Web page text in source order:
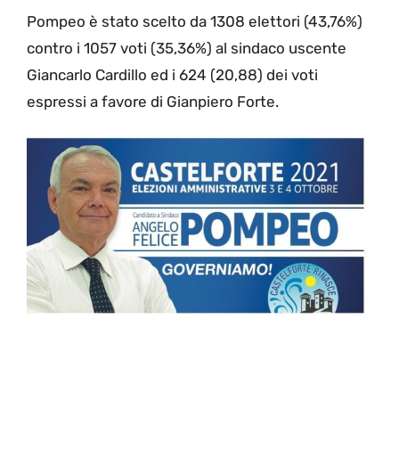
Pompeo è stato scelto da 1308 elettori (43,76%)
contro i 1057 voti (35,36%) al sindaco uscente
Giancarlo Cardillo ed i 624 (20,88) dei voti
espressi a favore di Gianpiero Forte.